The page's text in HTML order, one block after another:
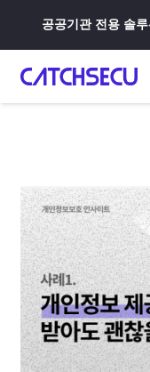
공공기관 전용 솔